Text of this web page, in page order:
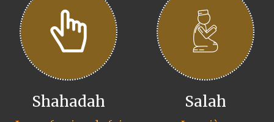
Shahadah Salah